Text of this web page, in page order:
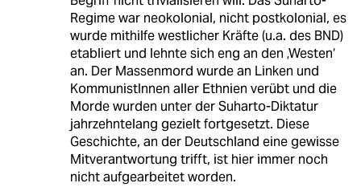
Regime war neokolonial, nicht postkolonial, es
wurde mithilfe westlicher Kräfte (u.a. des BND)
etabliert und lehnte sich eng an den ‚Westen‘
an. Der Massenmord wurde an Linken und
KommunistInnen aller Ethnien verübt und die
Morde wurden unter der Suharto-Diktatur
jahrzehntelang gezielt fortgesetzt. Diese
Geschichte, an der Deutschland eine gewisse
Mitverantwortung trifft, ist hier immer noch
nicht aufgearbeitet worden.